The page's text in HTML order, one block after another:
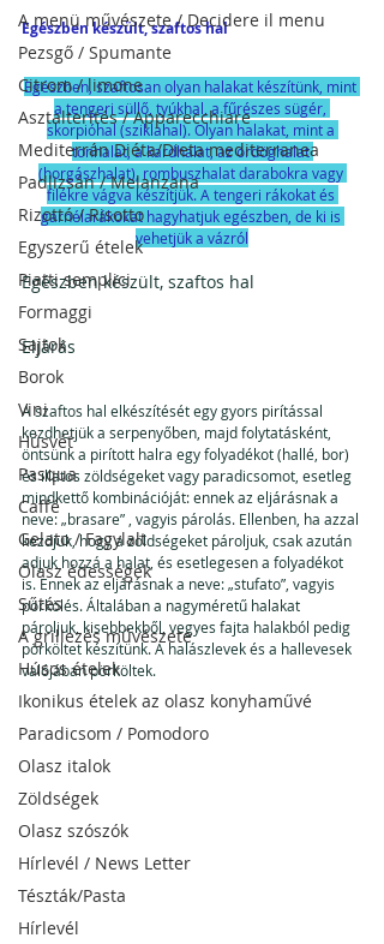
A menü művészete / Decidere il menu
Pezsgő / Spumante
Citrom / limone
Asztalterítés / Apparecchiare
Mediterrán Diéta/Dieta mediterranea
Padlizsán / Melanzana
Rizottó / Risotto
Egyszerű ételek
Piatti semplici
Formaggi
Sajtok
Borok
Vini
Húsvét
Pasqua
Caffé
Gelato / Fagylalt
Olasz édességek
Sűtés
A grillezés művészete
Húsos ételek
Ikonikus ételek az olasz konyhaművé
Paradicsom / Pomodoro
Olasz italok
Zöldségek
Olasz szószók
Hírlevél / News Letter
Tészták/Pasta
Hírlevél
Egészben készült, szaftos hal
Egészben, szaftosan olyan halakat készítünk, mint
a tengeri süllő, tyúkhal, a fűrészes sügér,
skorpióhal (sziklahal). Olyan halakat, mint a
tonhalat, a kardhalat, az ördöghalat
(horgászhalat), rombuszhalat darabokra vagy
filékre vágva készítjük. A tengeri rákokat és
garnélarákokat hagyhatjuk egészben, de ki is
vehetjük a vázról
Egészben készült, szaftos hal
Eljárás
A szaftos hal elkészítését egy gyors pirítással
kezdhetjük a serpenyőben, majd folytatásként,
öntsünk a pirított halra egy folyadékot (hallé, bor)
és illatos zöldségeket vagy paradicsomot, esetleg
mindkettő kombinációját: ennek az eljárásnak a
neve: „brasare” , vagyis párolás. Ellenben, ha azzal
kezdjük, hogy a zöldségeket pároljuk, csak azután
adjuk hozzá a halat, és esetlegesen a folyadékot
is. Ennek az eljárásnak a neve: „stufato”, vagyis
pörkölés. Általában a nagyméretű halakat
pároljuk, kisebbekből, vegyes fajta halakból pedig
pörköltet készítünk. A halászlevek és a hallevesek
valójában pörköltek.